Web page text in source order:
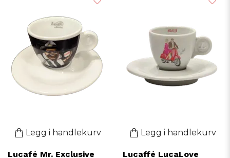
Legg i handlekurv
Lucafé Mr. Exclusive
Legg i handlekurv
Lucaffé LucaLove